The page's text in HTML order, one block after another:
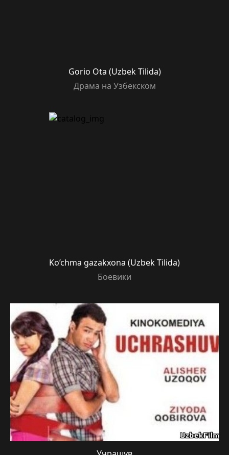
Gorio Ota (Uzbek Tilida)
Драма на Узбекском
Ko’chma gazakxona (Uzbek Tilida)
Боевики